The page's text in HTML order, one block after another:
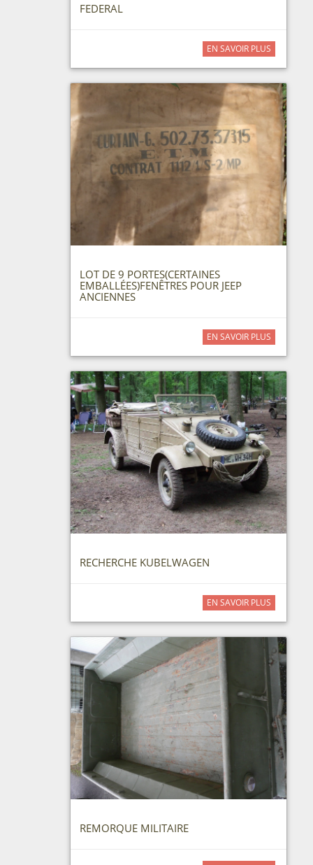
FEDERAL
EN SAVOIR PLUS
LOT DE 9 PORTES(CERTAINES
EMBALLÉES)FENÊTRES POUR JEEP
ANCIENNES
EN SAVOIR PLUS
RECHERCHE KUBELWAGEN
EN SAVOIR PLUS
REMORQUE MILITAIRE